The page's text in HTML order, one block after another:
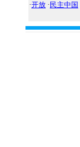
·开放 · 民主中国